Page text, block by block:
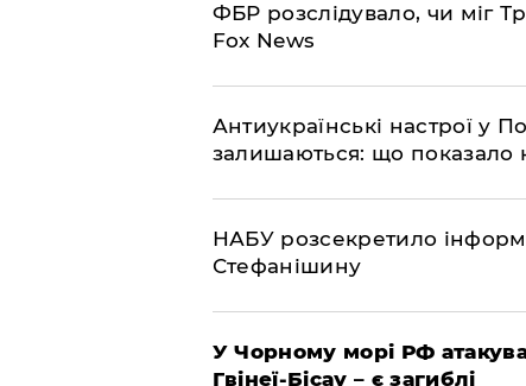
ФБР розслідувало, чи міг
Fox News
Антиукраїнські настрої у
залишаються: що показало
НАБУ розсекретило
Стефанішину
У Чорному морі РФ
Гвінеї-Бісау – є загиблі